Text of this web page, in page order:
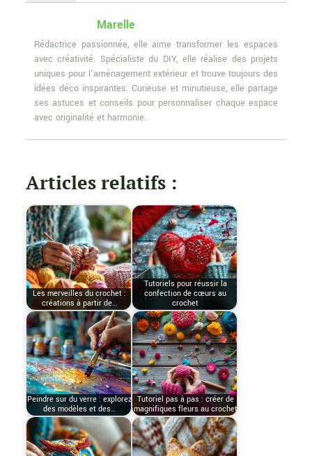
Marelle
Rédactrice passionnée, elle aime transformer les espaces
avec créativité. Spécialiste du DIY, elle réalise des projets
uniques pour l'aménagement extérieur et trouve toujours des
idées déco inspirantes. Curieuse et minutieuse, elle partage
ses astuces et conseils pour personnaliser chaque espace
avec originalité et harmonie.
Articles relatifs :
Les merveilles du crochet :
créations à partir de…
Tutoriels pour réussir la
confection de cœurs au
crochet
Peindre sur du verre : explorez
des modèles et des…
Tutoriel pas à pas : créer de
magnifiques fleurs au crochet